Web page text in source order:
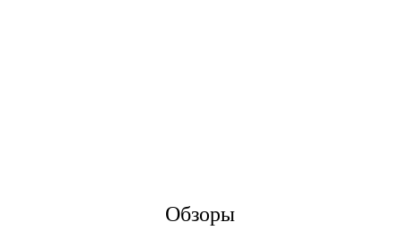
Обзоры